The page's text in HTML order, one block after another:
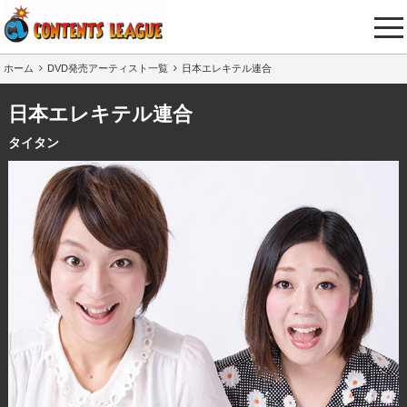
ホーム DVD発売アーティスト一覧 日本エレキテル連合
日本エレキテル連合
タイタン